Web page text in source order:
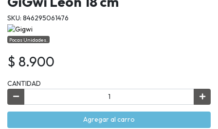
SKU: 846295061476
Pocas Unidades.
$ 8.900
CANTIDAD
Agregar al carro